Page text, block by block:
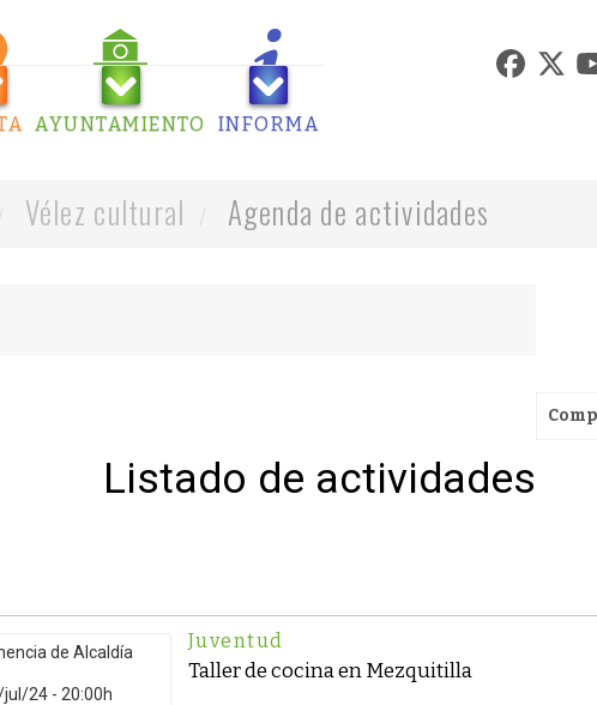
AYUNTAMIENTO INFORMA
Vélez cultural Agenda de actividades
Listado de actividades
de Alcaldía
24 - 20:00h
Juventud
Taller de cocina en Mezquitilla